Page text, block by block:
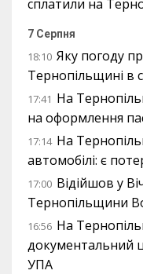
сплатили на
7 Серпня
18:10 Яку погоду
Тернопільщині в
17:41 На
на оформлення
17:14 На
автомобілі: є
17:00 Відійшов у
Тернопільщини
16:56 На
документальний
УПА